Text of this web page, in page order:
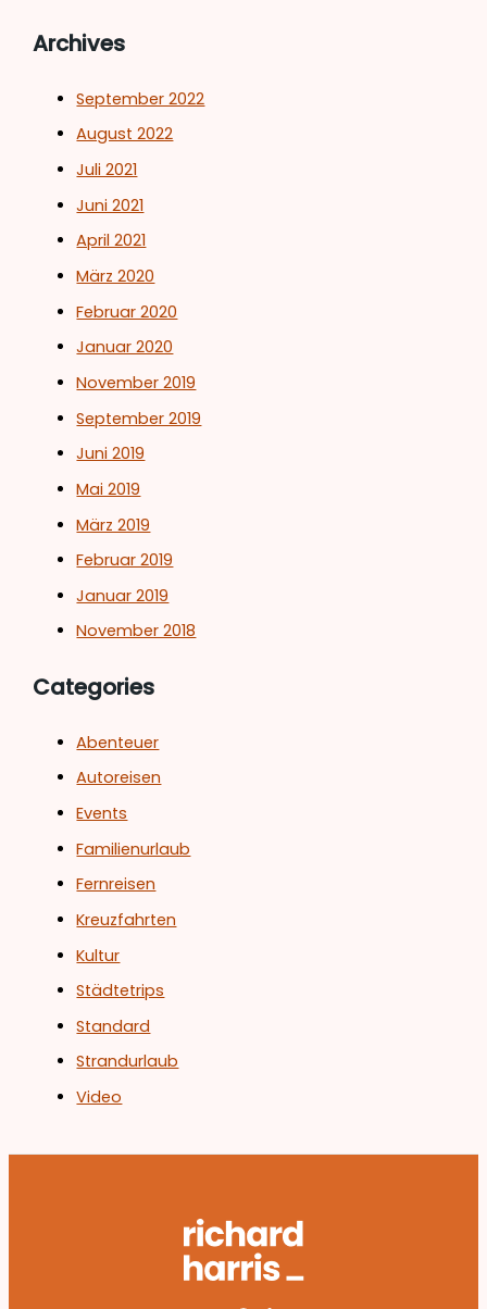
Archives
September 2022
August 2022
Juli 2021
Juni 2021
April 2021
März 2020
Februar 2020
Januar 2020
November 2019
September 2019
Juni 2019
Mai 2019
März 2019
Februar 2019
Januar 2019
November 2018
Categories
Abenteuer
Autoreisen
Events
Familienurlaub
Fernreisen
Kreuzfahrten
Kultur
Städtetrips
Standard
Strandurlaub
Video